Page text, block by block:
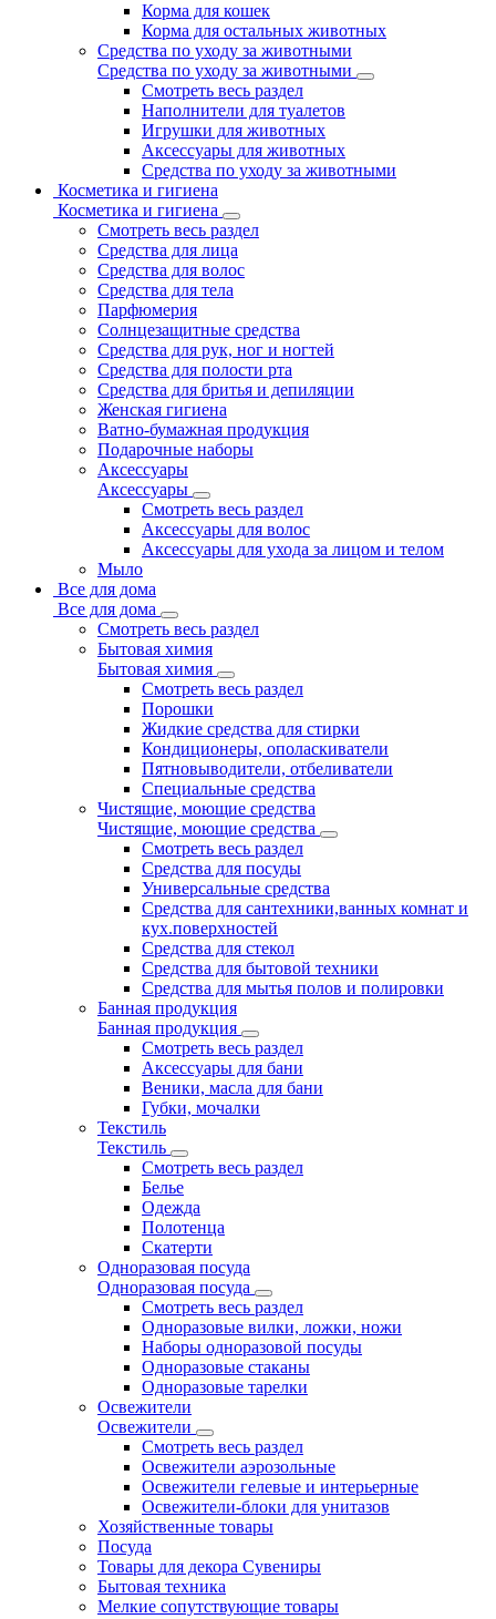
Корма для кошек
Корма для остальных животных
Средства по уходу за животными
Средства по уходу за животными
Смотреть весь раздел
Наполнители для туалетов
Игрушки для животных
Аксессуары для животных
Средства по уходу за животными
Косметика и гигиена
Косметика и гигиена
Смотреть весь раздел
Средства для лица
Средства для волос
Средства для тела
Парфюмерия
Солнцезащитные средства
Средства для рук, ног и ногтей
Средства для полости рта
Средства для бритья и депиляции
Женская гигиена
Ватно-бумажная продукция
Подарочные наборы
Аксессуары
Аксессуары
Смотреть весь раздел
Аксессуары для волос
Аксессуары для ухода за лицом и телом
Мыло
Все для дома
Все для дома
Смотреть весь раздел
Бытовая химия
Бытовая химия
Смотреть весь раздел
Порошки
Жидкие средства для стирки
Кондиционеры, ополаскиватели
Пятновыводители, отбеливатели
Специальные средства
Чистящие, моющие средства
Чистящие, моющие средства
Смотреть весь раздел
Средства для посуды
Универсальные средства
Средства для сантехники,ванных комнат и
кух.поверхностей
Средства для стекол
Средства для бытовой техники
Средства для мытья полов и полировки
Банная продукция
Банная продукция
Смотреть весь раздел
Аксессуары для бани
Веники, масла для бани
Губки, мочалки
Текстиль
Текстиль
Смотреть весь раздел
Белье
Одежда
Полотенца
Скатерти
Одноразовая посуда
Одноразовая посуда
Смотреть весь раздел
Одноразовые вилки, ложки, ножи
Наборы одноразовой посуды
Одноразовые стаканы
Одноразовые тарелки
Освежители
Освежители
Смотреть весь раздел
Освежители аэрозольные
Освежители гелевые и интерьерные
Освежители-блоки для унитазов
Хозяйственные товары
Посуда
Товары для декора Сувениры
Бытовая техника
Мелкие сопутствующие товары